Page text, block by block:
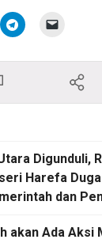
Digunduli,
Harefa
dan
akan Ada Aksi